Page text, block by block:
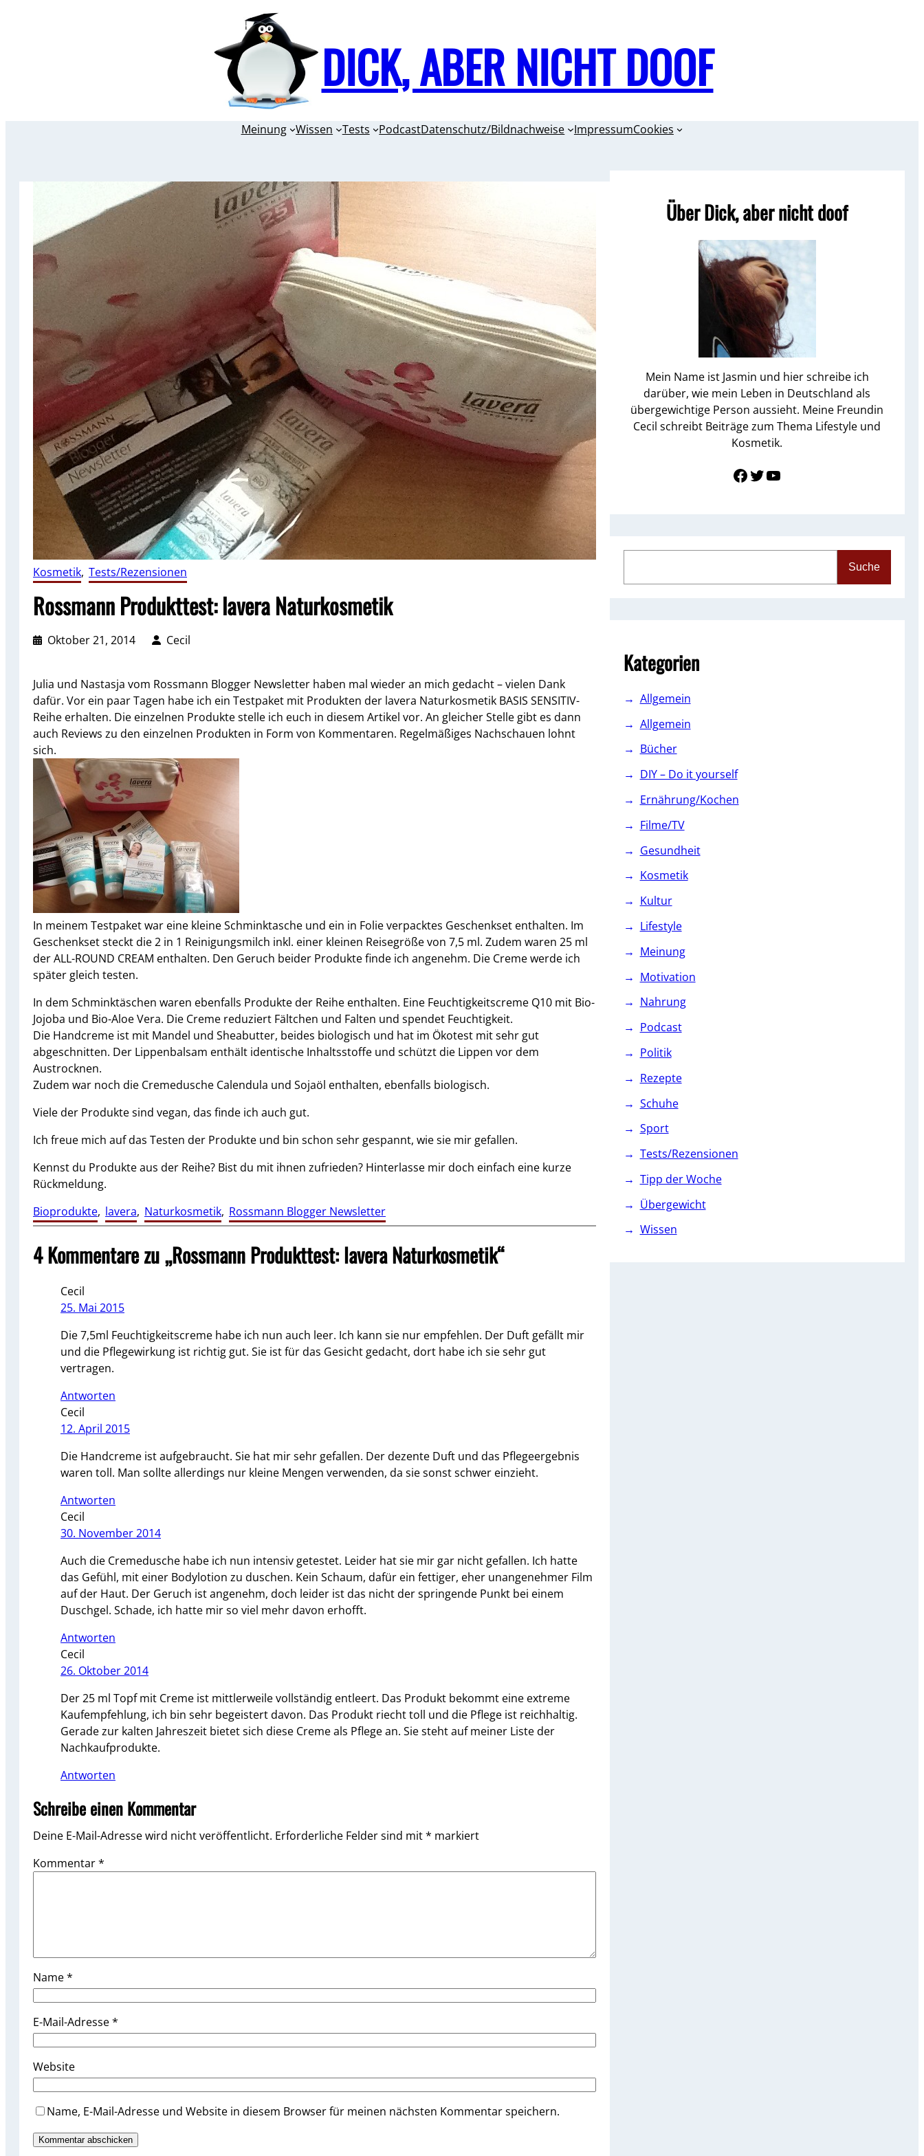
DICK, ABER NICHT DOOF
Meinung Wissen Tests PodcastDatenschutz/Bildnachweise ImpressumCookies
Kosmetik, Tests/Rezensionen
Rossmann Produkttest: lavera Naturkosmetik
Oktober 21, 2014 Cecil
Julia und Nastasja vom Rossmann Blogger Newsletter haben mal wieder an mich gedacht – vielen Dank
dafür. Vor ein paar Tagen habe ich ein Testpaket mit Produkten der lavera Naturkosmetik BASIS SENSITIV-
Reihe erhalten. Die einzelnen Produkte stelle ich euch in diesem Artikel vor. An gleicher Stelle gibt es dann
auch Reviews zu den einzelnen Produkten in Form von Kommentaren. Regelmäßiges Nachschauen lohnt
sich.
In meinem Testpaket war eine kleine Schminktasche und ein in Folie verpacktes Geschenkset enthalten. Im
Geschenkset steckt die 2 in 1 Reinigungsmilch inkl. einer kleinen Reisegröße von 7,5 ml. Zudem waren 25 ml
der ALL-ROUND CREAM enthalten. Den Geruch beider Produkte finde ich angenehm. Die Creme werde ich
später gleich testen.
In dem Schminktäschen waren ebenfalls Produkte der Reihe enthalten. Eine Feuchtigkeitscreme Q10 mit Bio-
Jojoba und Bio-Aloe Vera. Die Creme reduziert Fältchen und Falten und spendet Feuchtigkeit.
Die Handcreme ist mit Mandel und Sheabutter, beides biologisch und hat im Ökotest mit sehr gut
abgeschnitten. Der Lippenbalsam enthält identische Inhaltsstoffe und schützt die Lippen vor dem
Austrocknen.
Zudem war noch die Cremedusche Calendula und Sojaöl enthalten, ebenfalls biologisch.
Viele der Produkte sind vegan, das finde ich auch gut.
Ich freue mich auf das Testen der Produkte und bin schon sehr gespannt, wie sie mir gefallen.
Kennst du Produkte aus der Reihe? Bist du mit ihnen zufrieden? Hinterlasse mir doch einfach eine kurze
Rückmeldung.
Bioprodukte, lavera, Naturkosmetik, Rossmann Blogger Newsletter
4 Kommentare zu „Rossmann Produkttest: lavera Naturkosmetik“
Cecil
25. Mai 2015
Die 7,5ml Feuchtigkeitscreme habe ich nun auch leer. Ich kann sie nur empfehlen. Der Duft gefällt mir
und die Pflegewirkung ist richtig gut. Sie ist für das Gesicht gedacht, dort habe ich sie sehr gut
vertragen.
Antworten
Cecil
12. April 2015
Die Handcreme ist aufgebraucht. Sie hat mir sehr gefallen. Der dezente Duft und das Pflegeergebnis
waren toll. Man sollte allerdings nur kleine Mengen verwenden, da sie sonst schwer einzieht.
Antworten
Cecil
30. November 2014
Auch die Cremedusche habe ich nun intensiv getestet. Leider hat sie mir gar nicht gefallen. Ich hatte
das Gefühl, mit einer Bodylotion zu duschen. Kein Schaum, dafür ein fettiger, eher unangenehmer Film
auf der Haut. Der Geruch ist angenehm, doch leider ist das nicht der springende Punkt bei einem
Duschgel. Schade, ich hatte mir so viel mehr davon erhofft.
Antworten
Cecil
26. Oktober 2014
Der 25 ml Topf mit Creme ist mittlerweile vollständig entleert. Das Produkt bekommt eine extreme
Kaufempfehlung, ich bin sehr begeistert davon. Das Produkt riecht toll und die Pflege ist reichhaltig.
Gerade zur kalten Jahreszeit bietet sich diese Creme als Pflege an. Sie steht auf meiner Liste der
Nachkaufprodukte.
Antworten
Schreibe einen Kommentar
Deine E-Mail-Adresse wird nicht veröffentlicht. Erforderliche Felder sind mit* markiert
Kommentar*
Name*
E-Mail-Adresse*
Website
Name, E-Mail-Adresse und Website in diesem Browser für meinen nächsten Kommentar speichern.
Über Dick, aber nicht doof
Mein Name ist Jasmin und hier schreibe ich
darüber, wie mein Leben in Deutschland als
übergewichtige Person aussieht. Meine Freundin
Cecil schreibt Beiträge zum Thema Lifestyle und
Kosmetik.
Link zu Facebook Twitter YouTube
Suche
Kategorien
Allgemein
Allgemein
Bücher
DIY – Do it yourself
Ernährung/Kochen
Filme/TV
Gesundheit
Kosmetik
Kultur
Lifestyle
Meinung
Motivation
Nahrung
Podcast
Politik
Rezepte
Schuhe
Sport
Tests/Rezensionen
Tipp der Woche
Übergewicht
Wissen